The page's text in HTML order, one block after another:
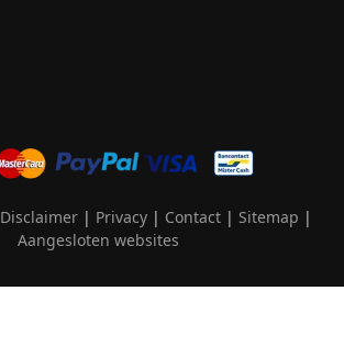
Disclaimer| Privacy| Contact| Sitemap |
Aangesloten websites